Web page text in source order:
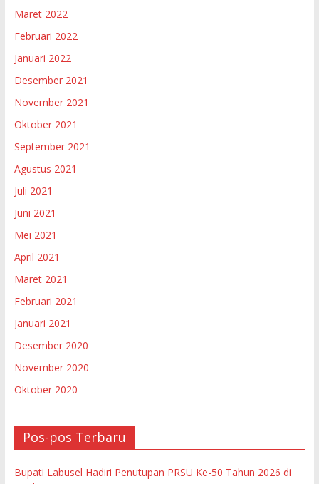
Maret 2022
Februari 2022
Januari 2022
Desember 2021
November 2021
Oktober 2021
September 2021
Agustus 2021
Juli 2021
Juni 2021
Mei 2021
April 2021
Maret 2021
Februari 2021
Januari 2021
Desember 2020
November 2020
Oktober 2020
Pos-pos Terbaru
Bupati Labusel Hadiri Penutupan PRSU Ke-50 Tahun 2026 di